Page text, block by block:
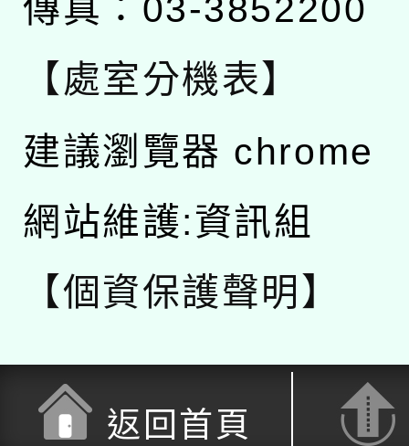
傳真：03-3852200
【處室分機表】
建議瀏覽器 chrome
網站維護:資訊組
【個資保護聲明】
返回首頁